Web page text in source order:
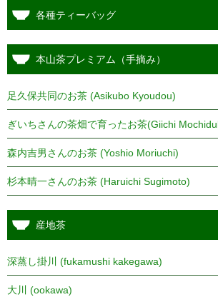
各種ティーバッグ
本山茶プレミアム（手摘み）
足久保共同のお茶 (Asikubo Kyoudou)
ぎいちさんの茶畑で育ったお茶(Giichi
森内吉男さんのお茶 (Yoshio Moriuchi)
杉本晴一さんのお茶 (Haruichi Sugimoto)
産地茶
深蒸し掛川 (fukamushi kakegawa)
大川 (ookawa)